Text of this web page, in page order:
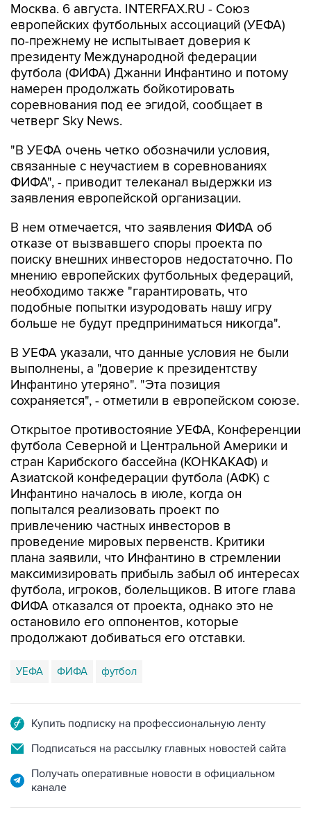
Москва. 6 августа. INTERFAX.RU - Союз
европейских футбольных ассоциаций (УЕФА)
по-прежнему не испытывает доверия к
президенту Международной федерации
футбола (ФИФА) Джанни Инфантино и потому
намерен продолжать бойкотировать
соревнования под ее эгидой, сообщает в
четверг Sky News.
"В УЕФА очень четко обозначили условия,
связанные с неучастием в соревнованиях
ФИФА", - приводит телеканал выдержки из
заявления европейской организации.
В нем отмечается, что заявления ФИФА об
отказе от вызвавшего споры проекта по
поиску внешних инвесторов недостаточно. По
мнению европейских футбольных федераций,
необходимо также "гарантировать, что
подобные попытки изуродовать нашу игру
больше не будут предприниматься никогда".
В УЕФА указали, что данные условия не были
выполнены, а "доверие к президентству
Инфантино утеряно". "Эта позиция
сохраняется", - отметили в европейском союзе.
Открытое противостояние УЕФА, Конференции
футбола Северной и Центральной Америки и
стран Карибского бассейна (КОНКАКАФ) и
Азиатской конфедерации футбола (АФК) с
Инфантино началось в июле, когда он
попытался реализовать проект по
привлечению частных инвесторов в
проведение мировых первенств. Критики
плана заявили, что Инфантино в стремлении
максимизировать прибыль забыл об интересах
футбола, игроков, болельщиков. В итоге глава
ФИФА отказался от проекта, однако это не
остановило его оппонентов, которые
продолжают добиваться его отставки.
УЕФА ФИФА футбол
Купить подписку на профессиональную ленту
Подписаться на рассылку главных новостей сайта
Получать оперативные новости в официальном
канале